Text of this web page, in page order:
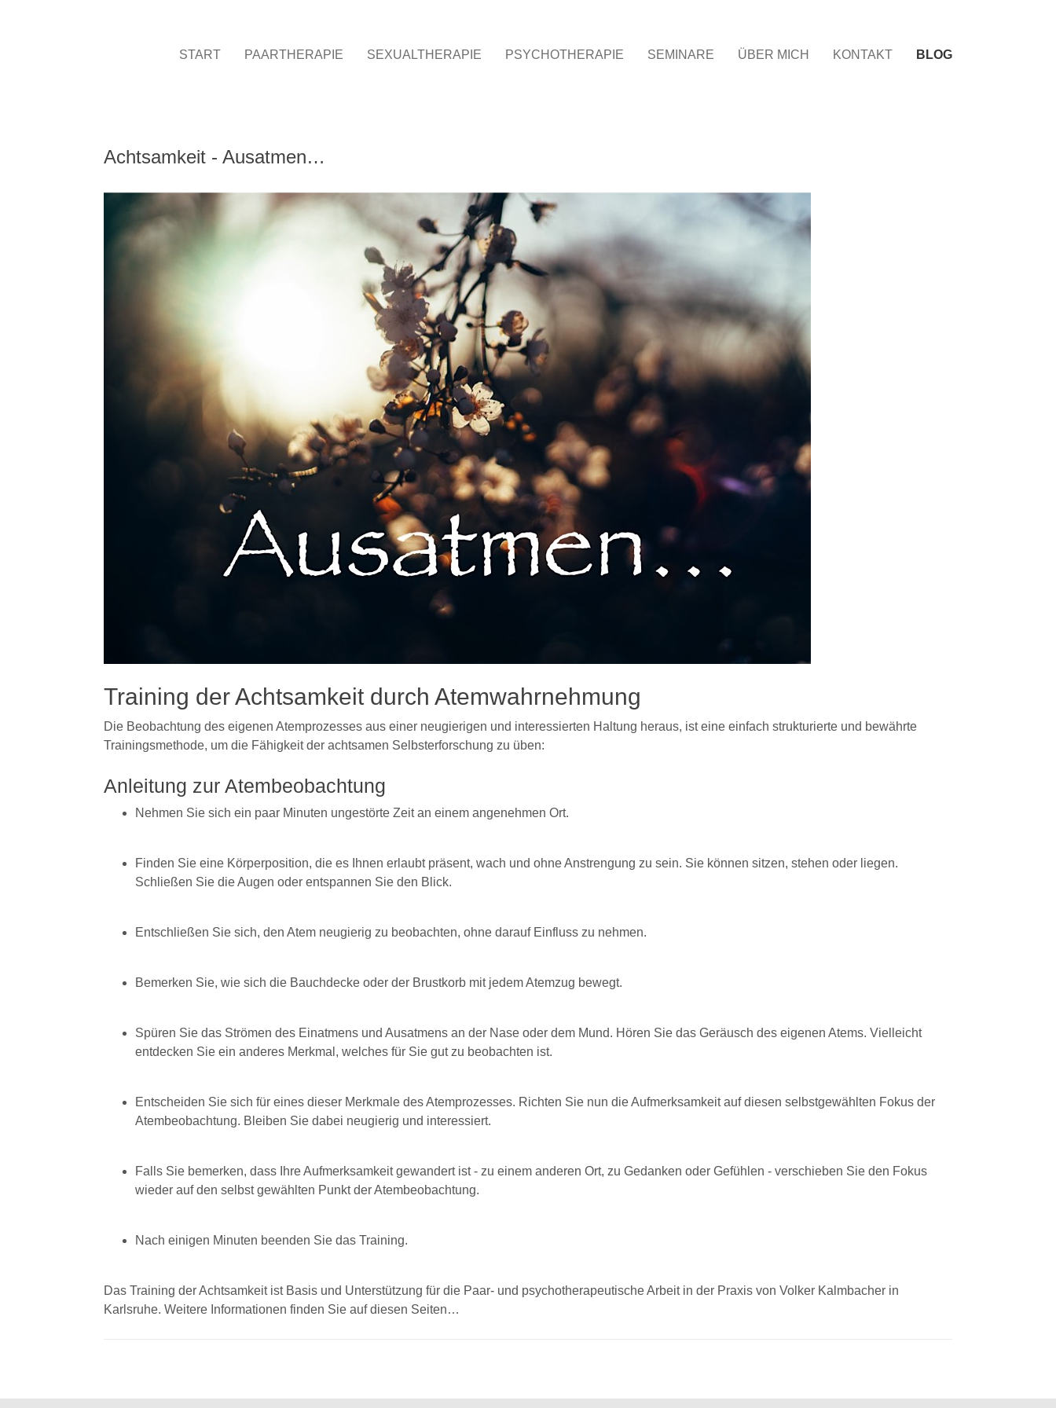
START PAARTHERAPIE SEXUALTHERAPIE PSYCHOTHERAPIE SEMINARE ÜBER MICH KONTAKT BLOG
Achtsamkeit - Ausatmen…
Training der Achtsamkeit durch Atemwahrnehmung
Die Beobachtung des eigenen Atemprozesses aus einer neugierigen und interessierten Haltung heraus, ist eine einfach strukturierte und bewährte
Trainingsmethode, um die Fähigkeit der achtsamen Selbsterforschung zu üben:
Anleitung zur Atembeobachtung
Nehmen Sie sich ein paar Minuten ungestörte Zeit an einem angenehmen Ort.
Finden Sie eine Körperposition, die es Ihnen erlaubt präsent, wach und ohne Anstrengung zu sein. Sie können sitzen, stehen oder liegen.
Schließen Sie die Augen oder entspannen Sie den Blick.
Entschließen Sie sich, den Atem neugierig zu beobachten, ohne darauf Einfluss zu nehmen.
Bemerken Sie, wie sich die Bauchdecke oder der Brustkorb mit jedem Atemzug bewegt.
Spüren Sie das Strömen des Einatmens und Ausatmens an der Nase oder dem Mund. Hören Sie das Geräusch des eigenen Atems. Vielleicht
entdecken Sie ein anderes Merkmal, welches für Sie gut zu beobachten ist.
Entscheiden Sie sich für eines dieser Merkmale des Atemprozesses. Richten Sie nun die Aufmerksamkeit auf diesen selbstgewählten Fokus der
Atembeobachtung. Bleiben Sie dabei neugierig und interessiert.
Falls Sie bemerken, dass Ihre Aufmerksamkeit gewandert ist - zu einem anderen Ort, zu Gedanken oder Gefühlen - verschieben Sie den Fokus
wieder auf den selbst gewählten Punkt der Atembeobachtung.
Nach einigen Minuten beenden Sie das Training.
Das Training der Achtsamkeit ist Basis und Unterstützung für die Paar- und psychotherapeutische Arbeit in der Praxis von Volker Kalmbacher in
Karlsruhe. Weitere Informationen finden Sie auf diesen Seiten…